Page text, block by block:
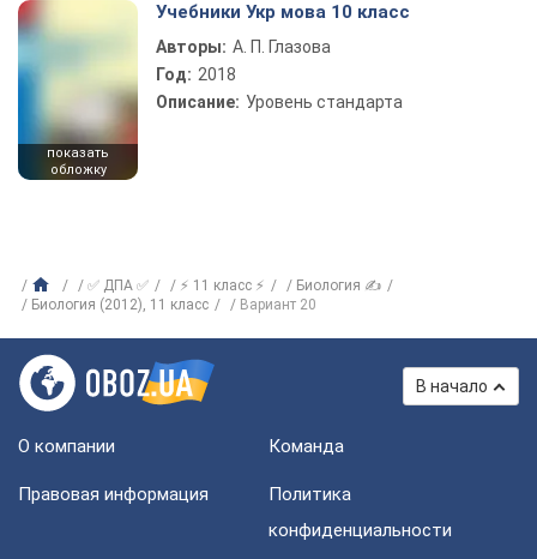
показать
обложку
Учебники Укр мова 10 класс
Авторы: А. П. Глазова
Год: 2018
Описание: Уровень стандарта
✅ ДПА ✅ ⚡ 11 класс ⚡
Биология ✍
Биология (2012), 11 класс
Вариант 20
В начало
О компании Команда
Правовая информация
Политика
конфиденциальности